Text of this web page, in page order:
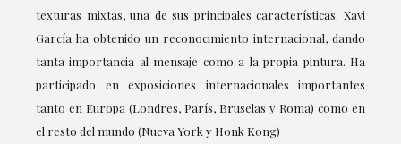
texturas mixtas, una de sus principales características. Xavi
García ha obtenido un reconocimiento internacional, dando
tanta importancia al mensaje como a la propia pintura. Ha
participado en exposiciones internacionales importantes
tanto en Europa (Londres, París, Bruselas y Roma) como en
el resto del mundo (Nueva York y Honk Kong)